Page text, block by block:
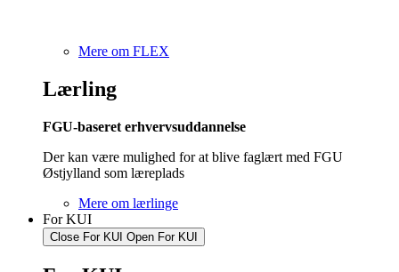
Mere om FLEX
Lærling
FGU-baseret erhvervsuddannelse
Der kan være mulighed for at blive faglært med FGU
Østjylland som læreplads
Mere om lærlinge
For KUI
Close For KUI Open For KUI